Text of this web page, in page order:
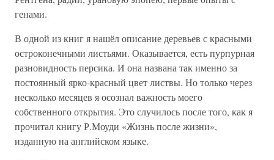
генами.
В одной из книг я нашёл описание деревьев с красными
остроконечными листьями. Оказывается, есть пурпурная
разновидность персика. И она названа так именно за
постоянный ярко-красный цвет листвы. Но только через
несколько месяцев я осознал важность моего
собственного открытия. Это случилось после того, как я
прочитал книгу Р.Моуди «Жизнь после жизни»,
изданную на английском языке.